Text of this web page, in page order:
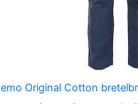
Original Cotton